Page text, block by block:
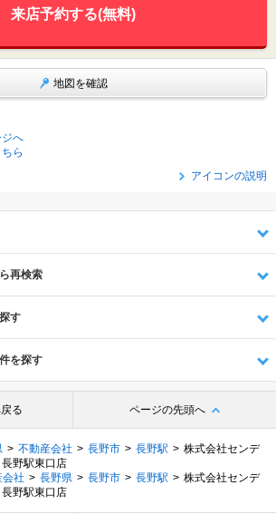
来店予約する(無料)
地図を確認
ジへ
ら
アイコンの説明
再検索
す
を探す
る ページの先頭へ
不動産会社 長野市 長野駅
株式会社センデ
野駅東口店
会社 長野県 長野市 長野駅
株式会社センデ
野駅東口店